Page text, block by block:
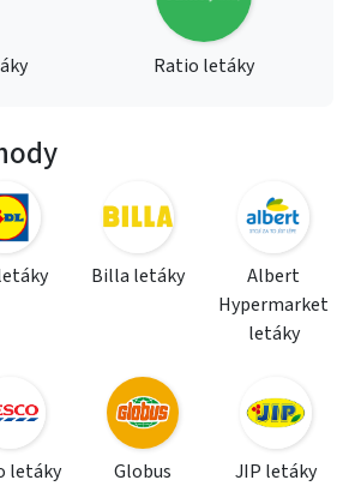
Ratio letáky
Billa letáky
Albert
Hypermarket
letáky
letáky
Globus
JIP letáky